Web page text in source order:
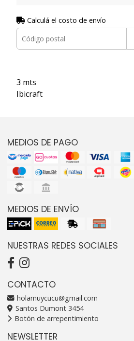
Calculá el costo de envío
3 mts
Ibicraft
MEDIOS DE PAGO
MEDIOS DE ENVÍO
NUESTRAS REDES SOCIALES
CONTACTO
holamuycucu@gmail.com
Santos Dumont 3454
Botón de arrepentimiento
NEWSLETTER